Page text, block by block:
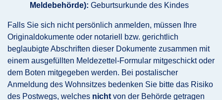
Meldebehörde): Geburtsurkunde des Kindes
Falls Sie sich nicht persönlich anmelden, müssen Ihre
Originaldokumente oder notariell bzw. gerichtlich
beglaubigte Abschriften dieser Dokumente zusammen mit
einem ausgefüllten Meldezettel-Formular mitgeschickt oder
dem Boten mitgegeben werden. Bei postalischer
Anmeldung des Wohnsitzes bedenken Sie bitte das Risiko
des Postwegs, welches nicht von der Behörde getragen